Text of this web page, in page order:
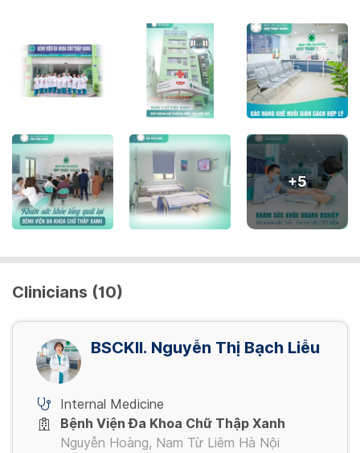
+5
Clinicians (10)
BSCKII. Nguyễn Thị Bạch Liễu
Internal Medicine
Bệnh Viện Đa Khoa Chữ Thập Xanh
Nguyễn Hoàng, Nam Từ Liêm Hà Nội